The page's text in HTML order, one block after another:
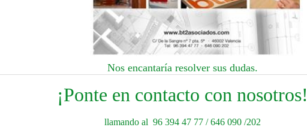
Nos encantaría resolver sus dudas.
¡Ponte en contacto con nosotros!
llamando al 96 394 47 77 / 646 090 /202